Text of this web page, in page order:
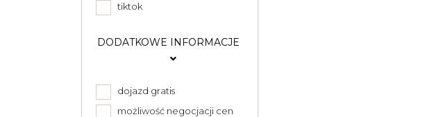
tiktok
DODATKOWE INFORMACJE
dojazd gratis
możliwość negocjacji cen